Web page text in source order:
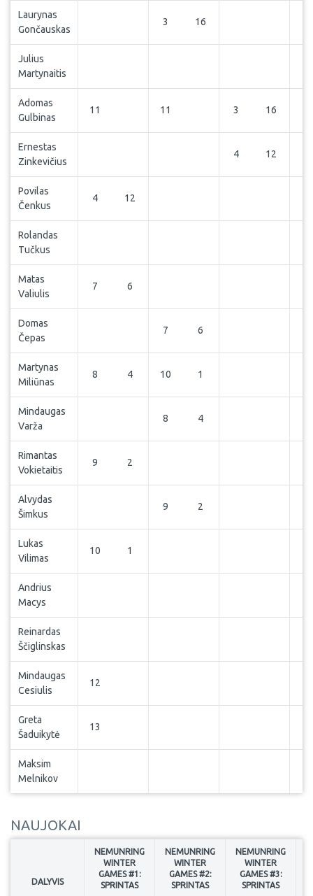
Laurynas
Gončauskas
3 16
Julius
Martynaitis
Adomas
Gulbinas
11 11 3 16
Ernestas
Zinkevičius
4 12
Povilas
Čenkus
4 12
Rolandas
Tučkus
Matas
Valiulis
7 6
Domas
Čepas
7 6
Martynas
Miliūnas
8 4 10 1
Mindaugas
Varža
8 4
Rimantas
Vokietaitis
9 2
Alvydas
Šimkus
9 2
Lukas
Vilimas
10 1
Andrius
Macys
Reinardas
Ščiglinskas
Mindaugas
Cesiulis
12
Greta
Šaduikytė
13
Maksim
Melnikov
NAUJOKAI
DALYVIS
NEMUNRING
WINTER
GAMES #1:
SPRINTAS
NEMUNRING
WINTER
GAMES #2:
SPRINTAS
NEMUNRING
WINTER
GAMES #3:
SPRINTAS